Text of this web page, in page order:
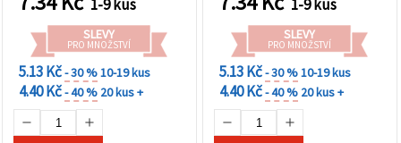
1-9 kus
SLEVY
PRO MNOŽSTVÍ
5.13 Kč- 30 %10-19 kus
4.40 Kč- 40 % 20 kus +
1-9 kus
SLEVY
PRO MNOŽSTVÍ
5.13 Kč- 30 %10-19 kus
4.40 Kč- 40 % 20 kus +